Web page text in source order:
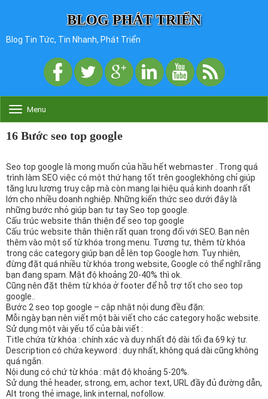
BLOG PHÁT TRIỂN
Blog Tin Tức, Tin Nhanh, Phát Triển
o
e
n
a
v
i
g
a
t
i
o
n
Menu
16 Bước seo top google
Seo top google là mong muốn của hầu hết webmaster . Trong quá
trình làm SEO việc có một thứ hạng tốt trên googlekhông chỉ giúp
tăng lưu lượng truy cập mà còn mang lại hiệu quả kinh doanh rất
lớn cho nhiều doanh nghiệp. Những kiến thức seo dưới đây là
những bước nhỏ giúp bạn tự tay Seo top google.
Cấu trúc website thân thiện để seo top google
Cấu trúc website thân thiện rất quan trọng đối với SEO. Bạn nên
thêm vào một số từ khóa trong menu. Tương tự, thêm từ khóa
trong các category giúp bạn dễ lên top Google hơn. Tuy nhiên,
đừng đặt quá nhiều từ khóa trong website, Google có thể nghĩ rằng
bạn đang spam. Mật độ khoảng 20-40% thì ok.
Cũng nên đặt thêm từ khóa ở footer để hỗ trợ tốt cho seo top
google..
Bước 2 seo top google – cập nhật nội dung đều đặn:
Mỗi ngày bạn nên viết một bài viết cho các category hoặc website.
Sử dụng một vài yếu tố của bài viết :
Title chứa từ khóa : chính xác và duy nhất độ dài tối đa 69 ký tư.
Description có chứa keyword : duy nhất, không quá dài cũng không
quá ngắn.
Nội dung có chứ từ khóa : mật độ khoảng 5-20%.
Sử dụng thẻ header, strong, em, achor text, URL đầy đủ đường dẫn,
Alt trong thẻ image, link internal, nofollow.